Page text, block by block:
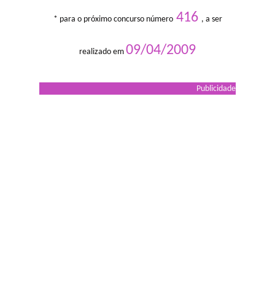
* para o próximo concurso número416 , a ser
realizado em 09/04/2009
Publicidade